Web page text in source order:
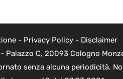
- Privacy Policy- Disclaimer
C, 20093 Cologno
senza alcuna periodicità.